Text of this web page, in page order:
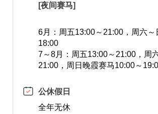
[夜间赛马]
6月：周五13:00～21:00，周六～
18:00
7～8月：周五13:00～21:00，周
21:00，周日晚霞赛马10:00～
公休假日
全年无休